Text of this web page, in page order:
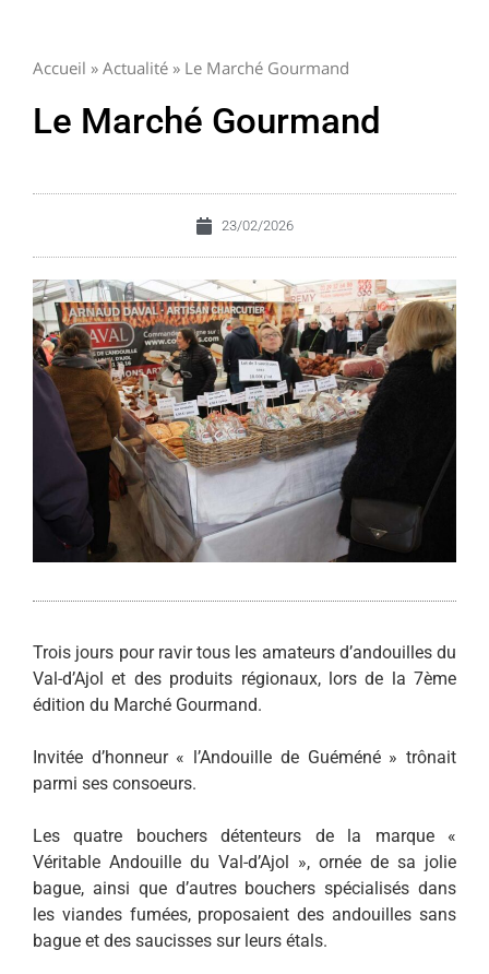
Accueil » Actualité » Le Marché Gourmand
Le Marché Gourmand
23/02/2026
Trois jours pour ravir tous les amateurs d’andouilles du
Val-d’Ajol et des produits régionaux, lors de la 7ème
édition du Marché Gourmand.
Invitée d’honneur « l’Andouille de Guéméné » trônait
parmi ses consoeurs.
Les quatre bouchers détenteurs de la marque «
Véritable Andouille du Val-d’Ajol », ornée de sa jolie
bague, ainsi que d’autres bouchers spécialisés dans
les viandes fumées, proposaient des andouilles sans
bague et des saucisses sur leurs étals.